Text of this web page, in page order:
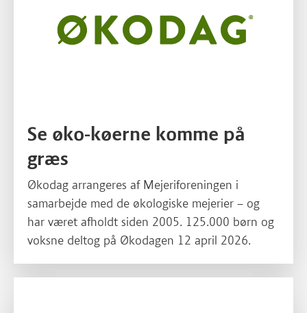
Se øko-køerne komme på
græs
Økodag arrangeres af Mejeriforeningen i
samarbejde med de økologiske mejerier – og
har været afholdt siden 2005. 125.000 børn og
voksne deltog på Økodagen 12 april 2026.